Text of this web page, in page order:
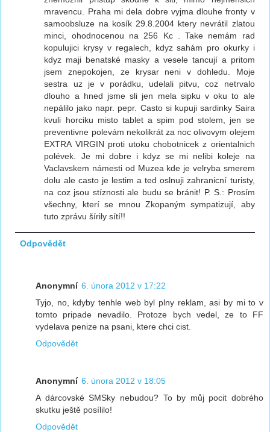
mravencu. Praha mi dela dobre vyjma dlouhe fronty v
samoobsluze na kosík 29.8.2004 ktery nevrátil zlatou
minci, ohodnocenou na 256 Kc . Take nemám rad
kopulujici krysy v regalech, kdyz sahám pro okurky i
kdyz maji benatské masky a vesele tancují a pritom
jsem znepokojen, ze krysar neni v dohledu. Moje
sestra uz je v porádku, udelali pitvu, coz netrvalo
dlouho a hned jsme sli jen mela sipku v oku to ale
nepálilo jako napr. pepr. Casto si kupuji sardinky Saira
kvuli horciku misto tablet a spim pod stolem, jen se
preventivne polevám nekolikrát za noc olivovym olejem
EXTRA VIRGIN proti utoku chobotnicek z orientalnich
polévek. Je mi dobre i kdyz se mi nelibi koleje na
Vaclavskem námesti od Muzea kde je velryba smerem
dolu ale casto je lestim a ted oslnuji zahranicní turisty,
na coz jsou stíznosti ale budu se bránit! P. S.: Prosím
všechny, kterí se mnou Zkopaným sympatizují, aby
tuto zprávu šírily sítí!!
Odpovědět
Anonymní 6. února 2012 v 17:22
Tyjo, no, kdyby tenhle web byl plny reklam, asi by mi to v
tomto pripade nevadilo. Protoze bych vedel, ze to FF
vydelava penize na psani, ktere chci cist.
Odpovědět
Anonymní 6. února 2012 v 18:05
A dárcovské SMSky nebudou? To by můj pocit dobrého
skutku ještě posílilo!
Odpovědět